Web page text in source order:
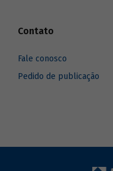
Contato
Fale conosco
Pedido de publicação